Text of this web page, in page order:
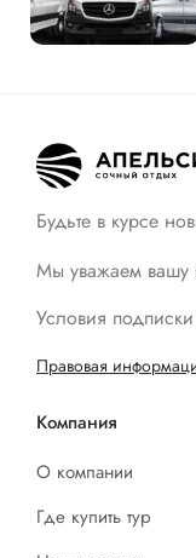
Будьте в курсе
Мы уважаем вашу
Условия
Правовая
Компания
О компании
Где купить тур